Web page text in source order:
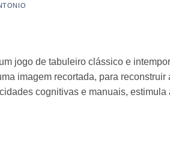
jogo de tabuleiro clássico e
imagem recortada, para reconstruir
cognitivas e manuais, estimula